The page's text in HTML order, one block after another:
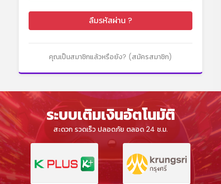
ลืมรหัสผ่าน ?
คุณเป็นสมาชิกแล้วหรือยัง? (สมัครสมาชิก)
ระบบเติมเงินอัตโนมัติ
สะดวก รวดเร็ว ปลอดภัย ตลอด 24 ช.ม.